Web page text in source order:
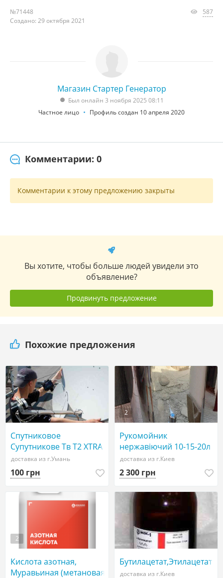
№71448
Создано: 29 октября 2021
587
Магазин Стартер Генератор
Был онлайн 3 ноября 2025 08:11
Частное лицо
Профиль создан 10 апреля 2020
Комментарии: 0
Комментарии к этому предложению закрыты
Вы хотите, чтобы больше людей увидели это
объявление?
Продвинуть предложение
Похожие предложения
4
Спутниковое
Супутникове Тв Т2 ХТRA
tv VIASAT tv Интернет 3G
4G г Умань и обл
доставка из г.Умань
100 грн
2
Рукомойник
нержавіючий 10-15-20л
доставка из г.Киев
2 300 грн
2
Кислота азотная,
Муравьиная (метановая)
Бутилацетат,Этилацетат
доставка из г.Киев